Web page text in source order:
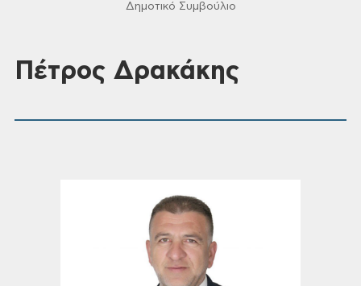
Δημοτικό Συμβούλιο
Πέτρος Δρακάκης